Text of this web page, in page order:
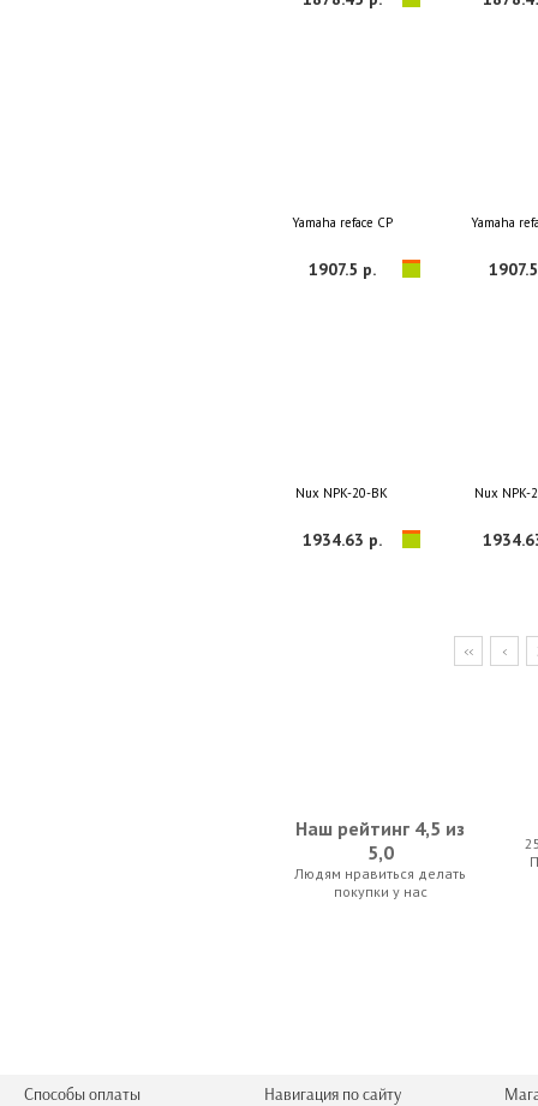
Yamaha reface CP
1907.5 р.
Yamaha
Nux NPK-20-BK
1934.63 р.
Nux NPK-
<< <
Наш рейтинг 4,5 из
5,0
Людям нравиться делать
покупки у нас
Способы оплаты Навигация по сайту